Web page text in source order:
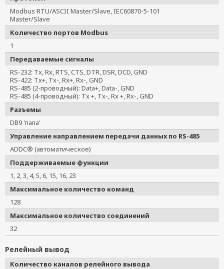
Modbus RTU/ASCII Master/Slave, IEC60870-5-101
Master/Slave
Количество портов Modbus
1
Передаваемые сигналы
RS-232: Tx, Rx, RTS, CTS, DTR, DSR, DCD, GND
RS-422: Tx+, Tx-, Rx+, Rx-, GND
RS-485 (2-проводный): Data+, Data-, GND
RS-485 (4-проводный): Tx +, Tx-, Rx +, Rx-, GND
Разъемы
DB9 'папа'
Управление направлением передачи данных по RS-485
ADDC® (автоматическое)
Поддерживаемые функции
1, 2, 3, 4, 5, 6, 15, 16, 23
Максимальное количество команд
128
Максимальное количество соединений
32
Релейный вывод
Количество каналов релейного вывода